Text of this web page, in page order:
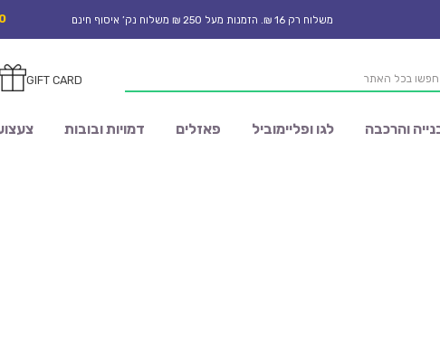
משלוח רק 16 ₪. הזמנות מעל 250 ₪ משלוח נק’ איסוף חינם
GIFT CARD
והרכבה לגו ופליימוביל פאזלים דמויות ובובות